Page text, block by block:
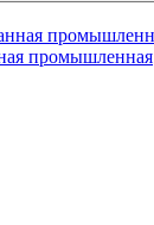
промышленная